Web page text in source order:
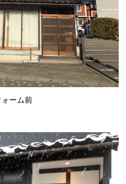
ーム前